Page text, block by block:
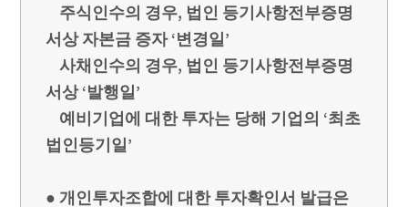
주식인수의 경우, 법인 등기사항전부증명
서상 자본금 증자 ‘변경일’
사채인수의 경우, 법인 등기사항전부증명
서상 ‘발행일’
예비기업에 대한 투자는 당해 기업의 ‘최초
법인등기일’
● 개인투자조합에 대한 투자확인서 발급은